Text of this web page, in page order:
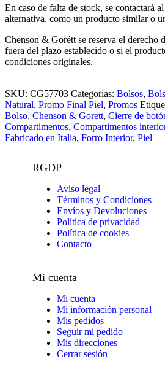
En caso de falta de stock, se contactará
alternativa, como un producto similar o
Chenson & Gorétt se reserva el derecho
fuera del plazo establecido o si el
condiciones originales.
SKU: CG57703 Categorías: Bolsos,
Natural, Promo Final Piel, Promos
Bolso, Chenson & Gorett, Cierre de
Compartimentos, Compartimentos
Fabricado en Italia, Forro Interior, Piel
RGDP
Aviso legal
Términos y Condiciones
Envíos y Devoluciones
Política de privacidad
Política de cookies
Contacto
Mi cuenta
Mi cuenta
Mi información personal
Mis pedidos
Seguir mi pedido
Mis direcciones
Cerrar sesión